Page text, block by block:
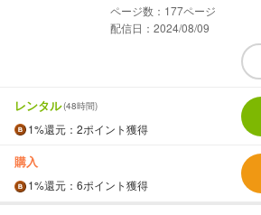
177
配信日：2024/08/09
レンタル(48時間)
1%還元 ：2ポイント獲得
購入
1%還元 ：6ポイント獲得